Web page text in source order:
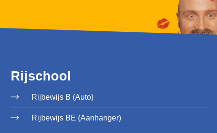
Rijschool
Rijbewijs B (Auto)
Rijbewijs BE (Aanhanger)